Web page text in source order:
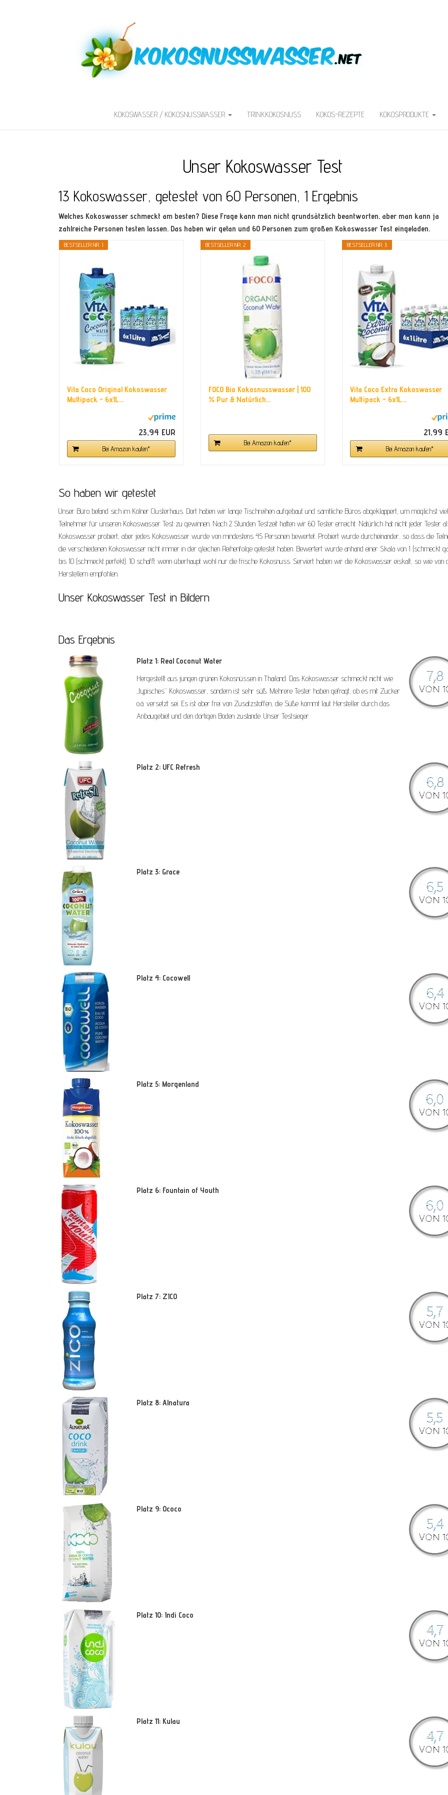
KOKOSWASSER / KOKOSNUSSWASSER TRINKKOKOSNUSS KOKOS-REZEPTE KOKOSPRODUKTE
Unser Kokoswasser Test
13 Kokoswasser, getestet von 60 Personen, 1 Ergebnis
Welches Kokoswasser schmeckt am besten? Diese Frage kann man nicht grundsätzlich beantworten, aber man kann ja
zahlreiche Personen testen lassen. Das haben wir getan und 60 Personen zum großen Kokoswasser Test eingeladen.
BESTSELLER NR. 1
Vita Coco Original Kokoswasser
Multipack - 6x1L...
23,94 EUR
Bei Amazon kaufen*
BESTSELLER NR. 2
FOCO Bio Kokosnusswasser | 100
% Pur & Natürlich...
Bei Amazon kaufen*
BESTSELLER NR. 3
Vita Coco Extra Kokoswasser
Multipack - 6x1L...
21,99
Bei Amazon kaufen*
So haben wir getestet
Unser Büro befand sich im Kölner Clusterhaus. Dort haben wir lange Tischreihen aufgebaut und sämtliche Büros abgeklappert, um möglichst
Teilnehmer für unseren Kokoswasser Test zu gewinnen. Nach 2 Stunden Testzeit hatten wir 60 Tester erreicht. Natürlich hat nicht jeder Tester
Kokoswasser probiert, aber jedes Kokoswasser wurde von mindestens 45 Personen bewertet. Probiert wurde durcheinander, so dass die
die verschiedenen Kokoswasser nicht immer in der gleichen Reihenfolge getestet haben. Bewertert wurde anhand einer Skala von 1 (schmeckt
bis 10 (schmeckt perfekt). 10 schafft wenn überhaupt wohl nur die frische Kokosnuss. Serviert haben wir die Kokoswasser eiskalt, so wie von
Herstellern empfohlen.
Unser Kokoswasser Test in Bildern
Das Ergebnis
Platz 1: Real Coconut Water
Hergestellt aus jungen grünen Kokosnüssen in Thailand. Das Kokoswasser schmeckt nicht wie
„typisches“ Kokoswasser, sondern ist sehr süß. Mehrere Tester haben gefragt, ob es mit Zucker
o.ä. versetzt sei. Es ist aber frei von Zusatzstoffen, die Süße kommt laut Hersteller durch das
Anbaugebiet und den dortigen Boden zustande. Unser Testsieger.
Platz 2: UFC Refresh
Platz 3: Grace
Platz 4: Cocowell
Platz 5: Morgenland
Platz 6: Fountain of Youth
Platz 7: ZICO
Platz 8: Alnatura
Platz 9: Ococo
Platz 10: Indi Coco
Platz 11: Kulau